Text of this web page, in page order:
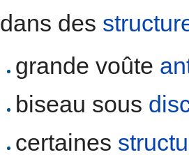
dans des
grande voûte
biseau sous
certaines